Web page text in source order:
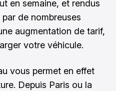
en semaine, et rendus
de nombreuses
augmentation de tarif,
votre véhicule.
vous permet en effet
Depuis Paris ou la